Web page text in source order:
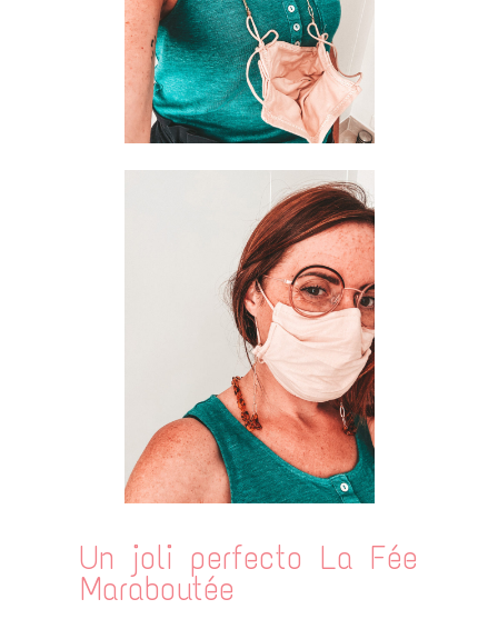
Un joli perfecto La Fée
Maraboutée